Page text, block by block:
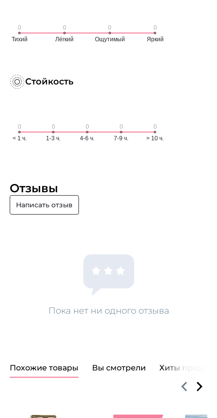
Стойкость
Отзывы
Написать отзыв
Пока нет ни одного отзыва
Похожие товары Вы смотрели Хиты продаж